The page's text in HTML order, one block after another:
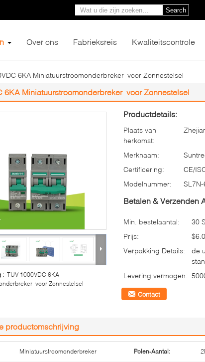
Search
Over ons Fabrieksreis Kwaliteitscontrole
6KA Miniatuurstroomonderbreker voor Zonnestelsel
6KA Miniatuurstroomonderbreker voor Zonnestelsel
: TUV 1000VDC 6KA
voor Zonnestelsel
Productdetails:
Plaats van
herkomst:
Merknaam:
Certificering:
CE/
Modelnummer:
Betalen & Verzenden
Min. bestelaantal:
30
Prijs:
Verpakking Details:
de
Levering vermogen:
Contact
productomschrijving
Miniatuurstroomonderbreker Polen-Aantal: